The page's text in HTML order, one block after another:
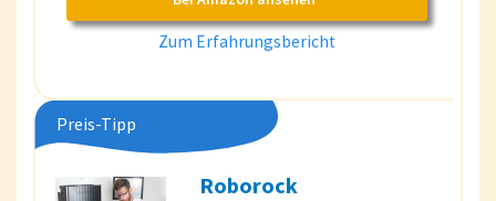
Zum Erfahrungsbericht
Preis-Tipp
Roborock